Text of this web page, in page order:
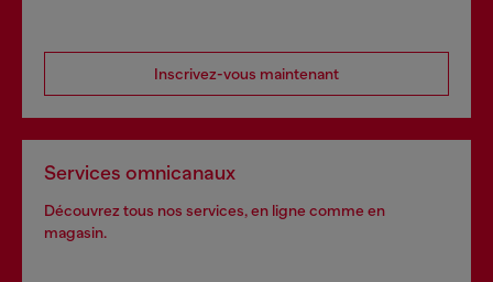
Inscrivez-vous maintenant
Services omnicanaux
Découvrez tous nos services, en ligne comme en
magasin.